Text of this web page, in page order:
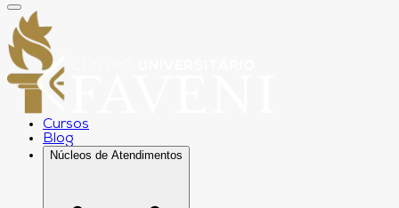
Cursos
Blog
Núcleos de Atendimentos